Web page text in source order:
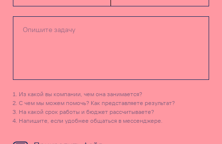
Из какой вы компании, чем она занимается?
С чем мы можем помочь? Как представляете результат?
На какой срок работы и бюджет рассчитываете?
Напишите, если удобнее общаться в мессенджере.